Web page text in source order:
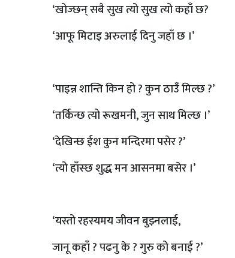
‘खोज्छन् सबै सुख त्यो सुख त्यो कहाँ छ?
‘आफू मिटाइ अरुलाई दिनु जहाँ छ ।’
‘पाइन्न शान्ति किन हो ? कुन ठाउँ मिल्छ ?’
‘तर्किन्छ त्यो रूखमनी, जुन साथ मिल्छ ।’
‘देखिन्छ ईश कुन मन्दिरमा पसेर ?’
‘त्यो हाँस्छ शुद्ध मन आसनमा बसेर ।’
‘यस्तो रहस्यमय जीवन बुझ्नलाई,
जानू कहाँ ? पढनु के ? गुरु को बनाई ?’